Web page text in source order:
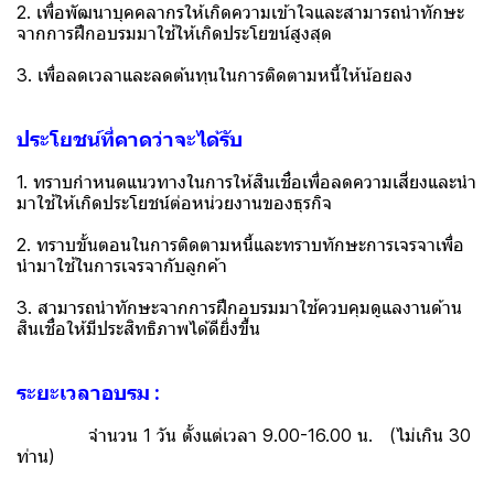
2. เพื่อพัฒนาบุคคลากรให้เกิดความเข้าใจและสามารถนำทักษะ
จากการฝึกอบรมมาใช้ให้เกิดประโยขน์สูงสุด
3. เพื่อลดเวลาและลดต้นทุนในการติดตามหนี้ให้น้อยลง
ประโยชน์ที่คาดว่าจะได้รับ
1. ทราบกำหนดแนวทางในการให้สินเชื่อเพื่อลดความเสี่ยงและนำ
มาใช้ให้เกิดประโยชน์ต่อหน่วยงานของธุรกิจ
2. ทราบขั้นตอนในการติดตามหนี้และทราบทักษะการเจรจาเพื่อ
นำมาใช้ในการเจรจากับลูกค้า
3. สามารถนำทักษะจากการฝึกอบรมมาใช้ควบคุมดูแลงานด้าน
สินเชื่อให้มีประสิทธิภาพได้ดียิ่งขึ้น
ระยะเวลาอบรม :
จำนวน 1 วัน ตั้งแต่เวลา 9.00-16.00 น. (ไม่เกิน 30
ท่าน)